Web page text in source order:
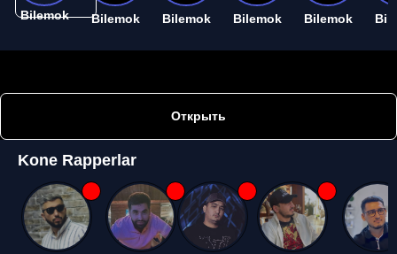
Bilemok Bilemok Bilemok Bilemok Bilemok
Открыть
Kone Rapperlar